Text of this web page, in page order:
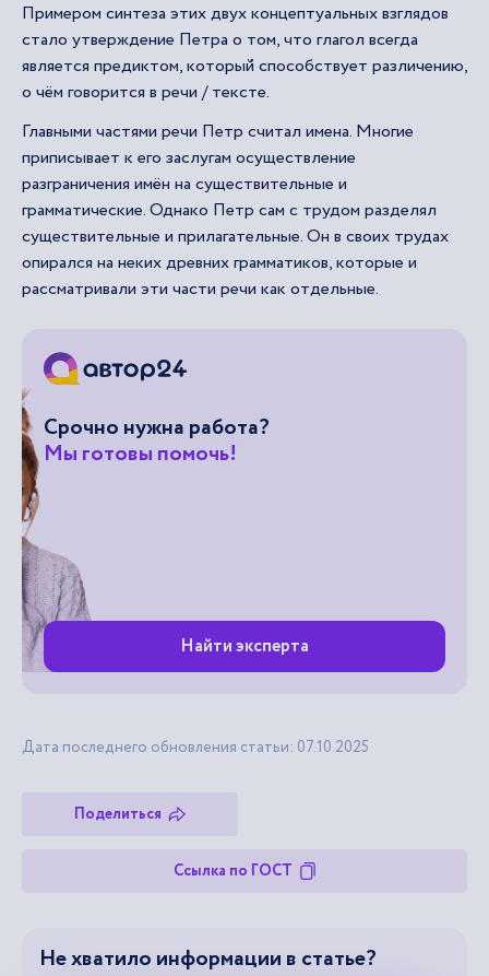
Примером синтеза этих двух концептуальных взглядов
стало утверждение Петра о том, что глагол всегда
является предиктом, который способствует различению,
о чём говорится в речи / тексте.
Главными частями речи Петр считал имена. Многие
приписывает к его заслугам осуществление
разграничения имён на существительные и
грамматические. Однако Петр сам с трудом разделял
существительные и прилагательные. Он в своих трудах
опирался на неких древних грамматиков, которые и
рассматривали эти части речи как отдельные.
Срочно нужна работа?
Мы готовы помочь!
Найти эксперта
Дата последнего обновления статьи: 07.10.2025
Поделиться
Ссылка по ГОСТ
Не хватило информации в статье?